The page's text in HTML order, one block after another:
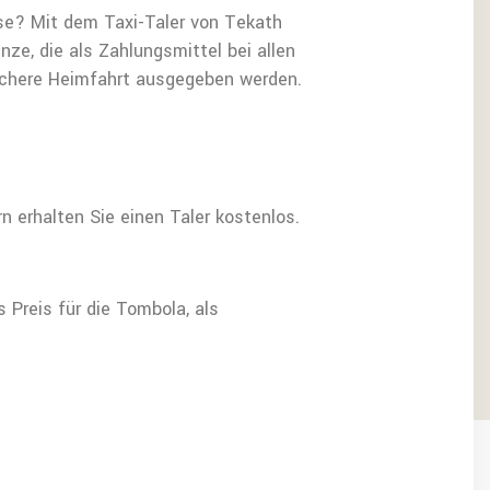
Mit dem Taxi-Taler von Tekath
die als Zahlungsmittel bei allen
Heimfahrt ausgegeben werden.
erhalten Sie einen Taler kostenlos.
Preis für die Tombola, als